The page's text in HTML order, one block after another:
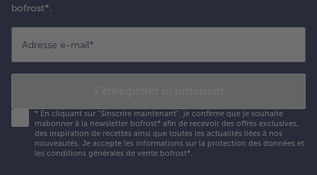
bofrost*.
Adresse e-mail*
* En cliquant sur "Sinscrire maintenant", je confirme que je souhaite
mabonner à la newsletter bofrost* afin de recevoir des offres exclusives,
des inspiration de recettes ainsi que toutes les actualités liées à nos
nouveautés. Je accepte les informations sur la protection des données et
les conditions générales de vente bofrost*.